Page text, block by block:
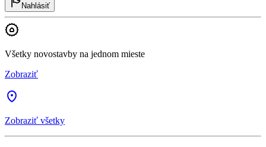
Nahlásiť
Všetky novostavby na jednom mieste
Zobraziť
Zobraziť všetky